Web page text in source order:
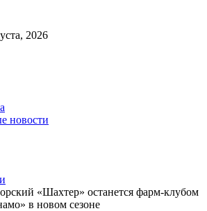
2026
новости
«Шахтер» останется фарм-клубом
в новом сезоне